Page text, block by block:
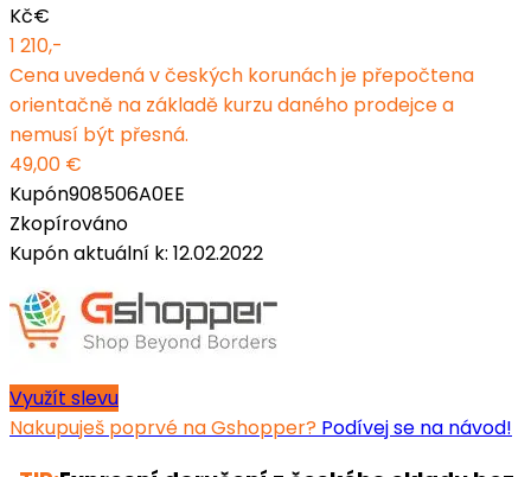
Kč€
1 210,-
Cena uvedená v českých korunách je přepočtena
orientačně na základě kurzu daného prodejce a
nemusí být přesná.
49,00 €
Kupón908506A0EE
Zkopírováno
Kupón aktuální k: 12.02.2022
Využít slevu
Nakupuješ poprvé na Gshopper? Podívej se na návod!